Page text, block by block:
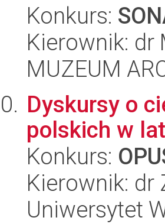
Konkurs:
Kierownik: dr
MUZEUM
Dyskursy o
polskich w
Konkurs:
Kierownik: dr
Uniwersytet